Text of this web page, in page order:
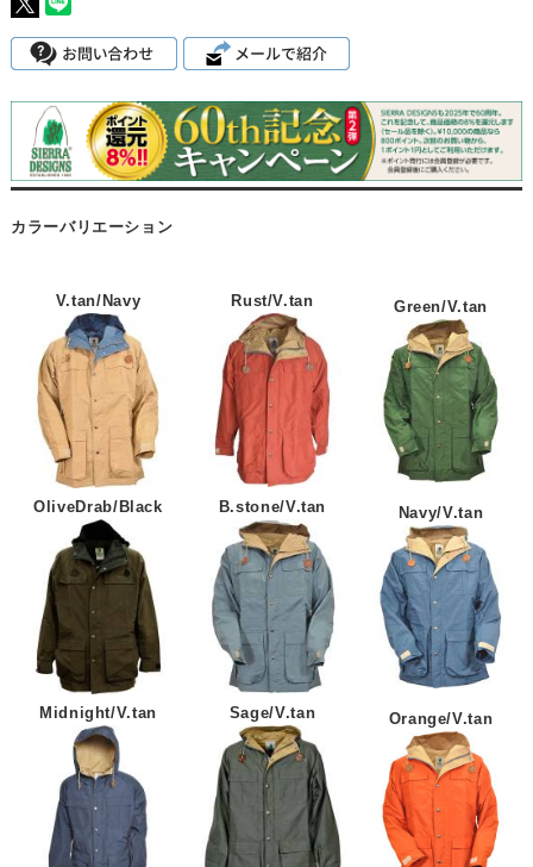
カラーバリエーション
V.tan/Navy Rust/V.tan Green/V.tan
OliveDrab/Black B.stone/V.tan Navy/V.tan
Midnight/V.tan Sage/V.tan Orange/V.tan